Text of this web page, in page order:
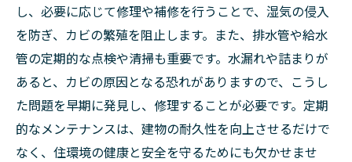
し、必要に応じて修理や補修を行うことで、湿気の侵入
を防ぎ、カビの繁殖を阻止します。また、排水管や給水
管の定期的な点検や清掃も重要です。水漏れや詰まりが
あると、カビの原因となる恐れがありますので、こうし
た問題を早期に発見し、修理することが必要です。定期
的なメンテナンスは、建物の耐久性を向上させるだけで
なく、住環境の健康と安全を守るためにも欠かせませ